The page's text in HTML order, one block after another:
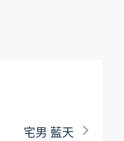
宅男 藍天